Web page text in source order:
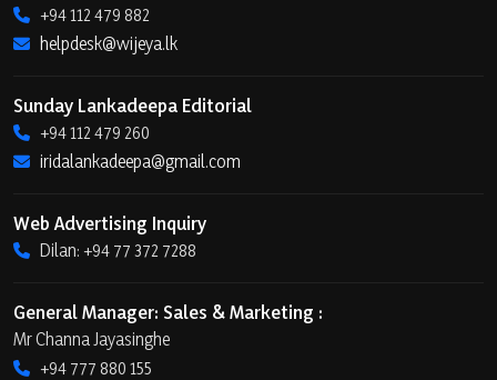
+94 112 479 882
helpdesk@wijeya.lk
Sunday Lankadeepa Editorial
+94 112 479 260
iridalankadeepa@gmail.com
Web Advertising Inquiry
Dilan: +94 77 372 7288
General Manager: Sales & Marketing :
Mr Channa Jayasinghe
+94 777 880 155